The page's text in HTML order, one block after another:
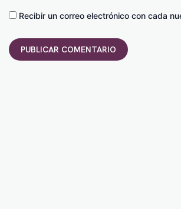
Recibir un correo electrónico con cada